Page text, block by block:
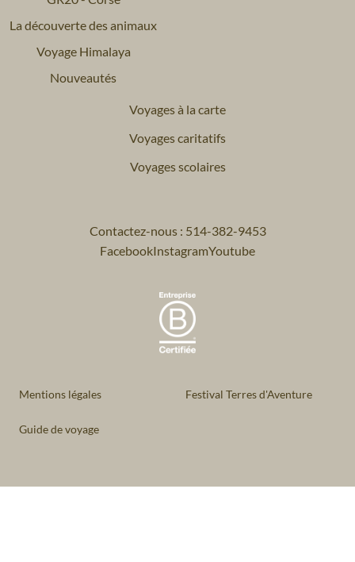
La découverte des animaux
Voyage Himalaya
Nouveautés
Voyages à la carte
Voyages caritatifs
Voyages scolaires
Contactez-nous : 514-382-9453
FacebookInstagramYoutube
Mentions légales Festival Terres d'Aventure
Guide de voyage